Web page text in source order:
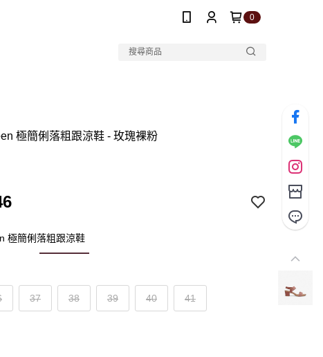
0
極簡俐落粗跟涼鞋 - 玫瑰裸粉
極簡俐落粗跟涼鞋
37 38 39 40 41